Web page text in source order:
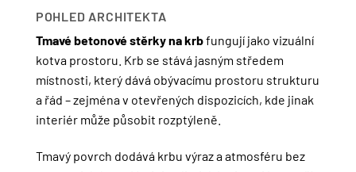
POHLED ARCHITEKTA
Tmavé betonové stěrky na krbfungují jako vizuální
kotva prostoru. Krb se stává jasným středem
místnosti, který dává obývacímu prostoru strukturu
a řád – zejména v otevřených dispozicích, kde jinak
interiér může působit rozptýleně.
Tmavý povrch dodává krbu výraz a atmosféru bez